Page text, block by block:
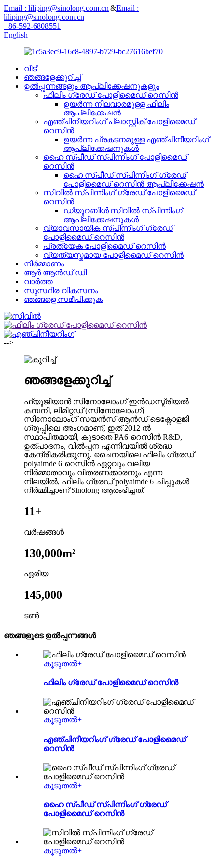
Email : liliping@sinolong.com.cn &Email :
liliping@sinolong.com.cn
+86-592-6808551
English
വീട്
ഞങ്ങളേക്കുറിച്ച്
ഉൽപ്പന്നങ്ങളും ആപ്ലിക്കേഷനുകളും
ഫിലിം ഗ്രേഡ് പോളിമൈഡ് റെസിൻ
ഉയർന്ന നിലവാരമുള്ള ഫിലിം
ആപ്ലിക്കേഷൻ
എഞ്ചിനീയറിംഗ് പ്ലാസ്റ്റിക് പോളിമൈഡ്
റെസിൻ
ഉയർന്ന പ്രകടനമുള്ള എഞ്ചിനീയറിംഗ്
ആപ്ലിക്കേഷനുകൾ
ഹൈ സ്പീഡ് സ്പിന്നിംഗ് പോളിമൈഡ്
റെസിൻ
ഹൈ സ്പീഡ് സ്പിന്നിംഗ് ഗ്രേഡ്
പോളിമൈഡ് റെസിൻ ആപ്ലിക്കേഷൻ
സിവിൽ സ്പിന്നിംഗ് ഗ്രേഡ് പോളിമൈഡ്
റെസിൻ
ഡ്യൂറബിൾ സിവിൽ സ്പിന്നിംഗ്
ആപ്ലിക്കേഷനുകൾ
വ്യാവസായിക സ്പിന്നിംഗ് ഗ്രേഡ്
പോളിമൈഡ് റെസിൻ
പ്രത്യേക പോളിമൈഡ് റെസിൻ
വ്യത്യസ്തമായ പോളിമൈഡ് റെസിൻ
നിർമ്മാണം
ആർ ആൻഡ് ഡി
വാർത്ത
സുസ്ഥിര വികസനം
ഞങ്ങളെ സമീപിക്കുക
-->
ഞങ്ങളേക്കുറിച്ച്
ഫ്യൂജിയാൻ സിനോലോംഗ് ഇൻഡസ്ട്രിയൽ
കമ്പനി, ലിമിറ്റഡ് (സിനോലോംഗ്)
സിനോലോംഗ് സയൻസ് ആൻഡ് ടെക്നോളജി
ഗ്രൂപ്പിലെ അംഗമാണ്, ഇത് 2012 ൽ
സ്ഥാപിതമായി, കൂടാതെ PA6 റെസിൻ R&D,
ഉത്പാദനം, വിൽപ്പന എന്നിവയിൽ ശ്രദ്ധ
കേന്ദ്രീകരിക്കുന്നു. ചൈനയിലെ ഫിലിം ഗ്രേഡ്
polyaimde 6 റെസിൻ ഏറ്റവും വലിയ
നിർമ്മാതാവും വിതരണക്കാരനും എന്ന
നിലയിൽ, ഫിലിം ഗ്രേഡ് polyaimde 6 ചിപ്പുകൾ
നിർമ്മിച്ചാണ് Sinolong ആരംഭിച്ചത്.
11+
വർഷങ്ങൾ
130,000m²
ഏരിയ
145,000
ടൺ
ഞങ്ങളുടെ ഉൽപ്പന്നങ്ങൾ
കൂടുതൽ+
ഫിലിം ഗ്രേഡ് പോളിമൈഡ് റെസിൻ
കൂടുതൽ+
എഞ്ചിനീയറിംഗ് ഗ്രേഡ് പോളിമൈഡ്
റെസിൻ
കൂടുതൽ+
ഹൈ സ്പീഡ് സ്പിന്നിംഗ് ഗ്രേഡ്
പോളിമൈഡ് റെസിൻ
കൂടുതൽ+